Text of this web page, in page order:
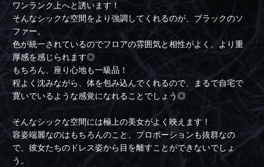
ワンランク上へと誘います！
そんなシックな空間をより強調してくれるのが、ブラックのソ
ファー。
色が統一されているのでフロアの雰囲気と相性がよく、より重
厚感を感じられます◎
もちろん、座り心地も一級品！
程よく沈みながら、体を包み込んでくれるので、まるで自宅で
寛いでいるような感覚になれることでしょう◎
そんなシックな空間には極上の美女がよく映えます！
容姿端麗なのはもちろんのこと、プロポーションも抜群なの
で、彼女たちのドレス姿から目を離すことができないでしょ
う。